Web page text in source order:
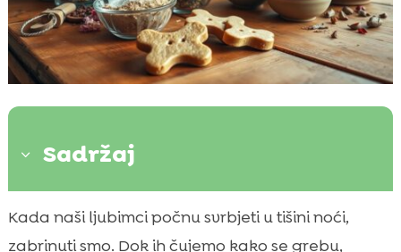
3 Sadržaj
 Kako prepoznati buhe kod pasa i zašto je
brza reakcija ključna
Kada naši ljubimci počnu svrbjeti u tišini noći,
zabrinuti smo. Dok ih čujemo kako se grebu,